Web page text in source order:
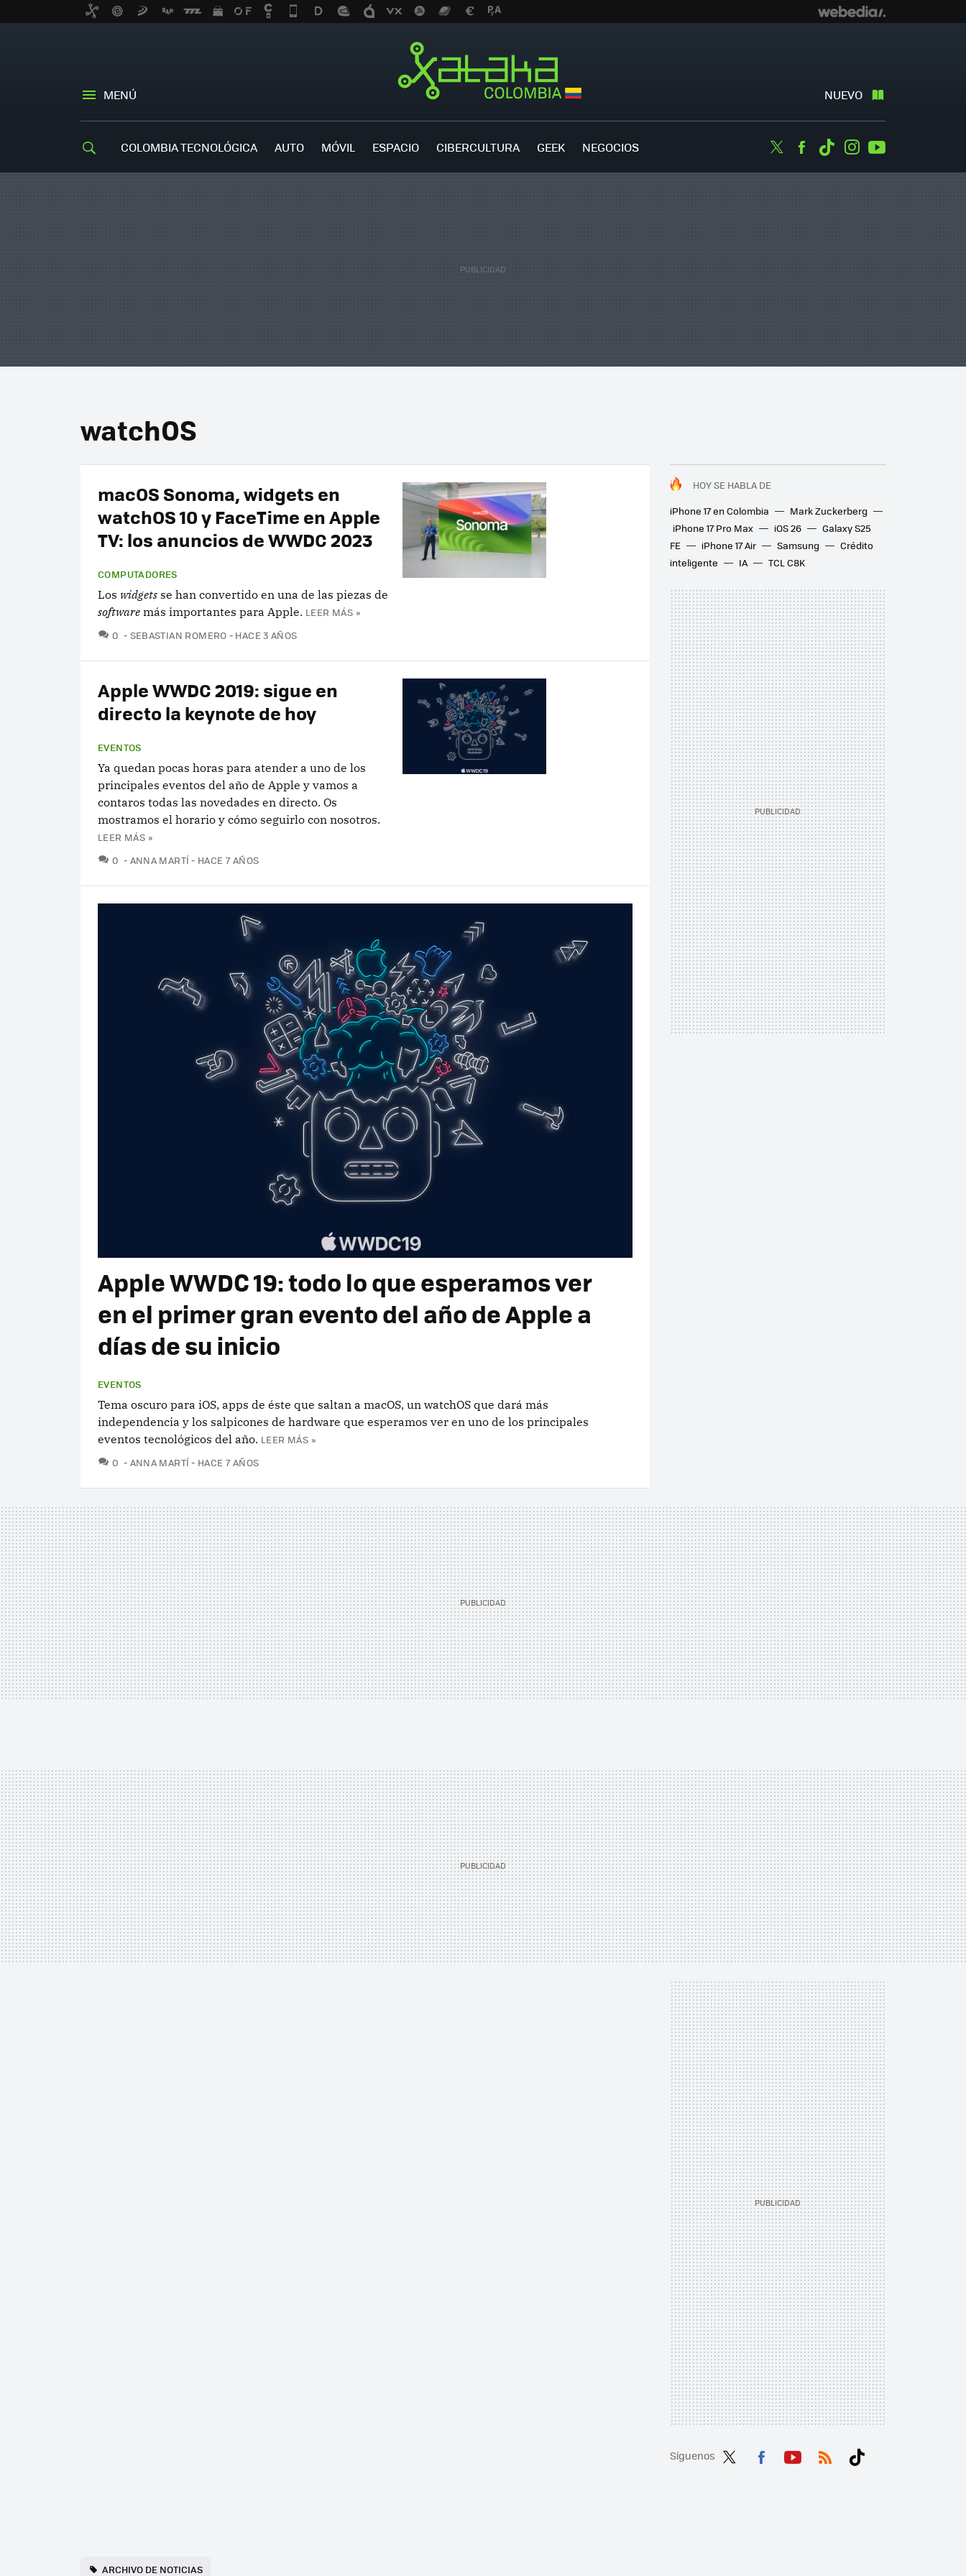
MENÚ NUEVO
COLOMBIA TECNOLÓGICA AUTO MÓVIL ESPACIO CIBERCULTURA GEEK NEGOCIOS TwitterFacebook
TiktokInstagram
watchOS
HOY SE HABLA DE
iPhone 17 en Colombia
Mark Zuckerberg
iPhone 17 Pro Max
iOS 26
Galaxy S25
FE
iPhone 17 Air Samsung
Crédito
inteligente
IA TCL C8K
macOS Sonoma, widgets en
watchOS 10 y FaceTime en Apple
TV: los anuncios de WWDC 2023
COMPUTADORES
Los widgets se han convertido en una de las piezas de
software más importantes para Apple. LEER MÁS »
0 COMENTARIOS
SEBASTIAN ROMERO HACE 3 AÑOS
Apple WWDC 2019: sigue en
directo la keynote de hoy
EVENTOS
Ya quedan pocas horas para atender a uno de los
principales eventos del año de Apple y vamos a
contaros todas las novedades en directo. Os
mostramos el horario y cómo seguirlo con nosotros.
LEER MÁS »
0 COMENTARIOS
ANNA MARTÍ HACE 7 AÑOS
Apple WWDC 19: todo lo que esperamos ver
en el primer gran evento del año de Apple a
días de su inicio
EVENTOS
Tema oscuro para iOS, apps de éste que saltan a macOS, un watchOS que dará más
independencia y los salpicones de hardware que esperamos ver en uno de los principales
eventos tecnológicos del año. LEER MÁS »
0 COMENTARIOS
ANNA MARTÍ HACE 7 AÑOS
Síguenos
ARCHIVO DE NOTICIAS